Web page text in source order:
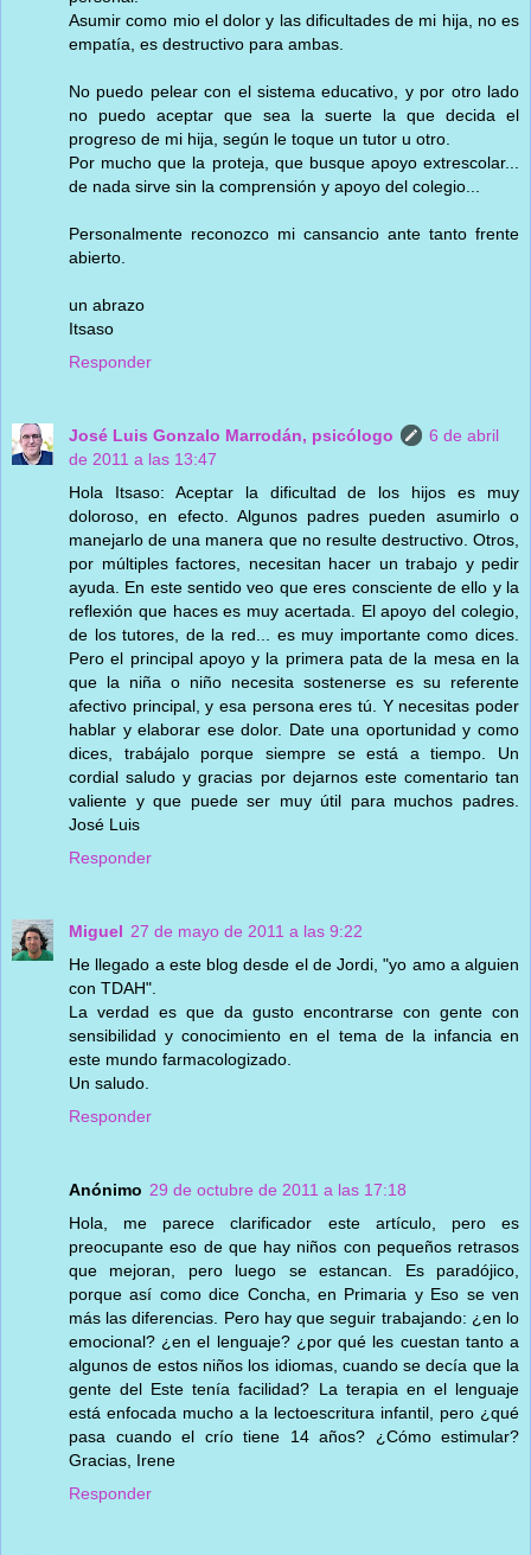
Asumir como mio el dolor y las dificultades de mi hija, no es
empatía, es destructivo para ambas.
No puedo pelear con el sistema educativo, y por otro lado
no puedo aceptar que sea la suerte la que decida el
progreso de mi hija, según le toque un tutor u otro.
Por mucho que la proteja, que busque apoyo extrescolar...
de nada sirve sin la comprensión y apoyo del colegio...
Personalmente reconozco mi cansancio ante tanto frente
abierto.
un abrazo
Itsaso
Responder
José Luis Gonzalo Marrodán, psicólogo
6 de abril
de 2011 a las 13:47
Hola Itsaso: Aceptar la dificultad de los hijos es muy
doloroso, en efecto. Algunos padres pueden asumirlo o
manejarlo de una manera que no resulte destructivo. Otros,
por múltiples factores, necesitan hacer un trabajo y pedir
ayuda. En este sentido veo que eres consciente de ello y la
reflexión que haces es muy acertada. El apoyo del colegio,
de los tutores, de la red... es muy importante como dices.
Pero el principal apoyo y la primera pata de la mesa en la
que la niña o niño necesita sostenerse es su referente
afectivo principal, y esa persona eres tú. Y necesitas poder
hablar y elaborar ese dolor. Date una oportunidad y como
dices, trabájalo porque siempre se está a tiempo. Un
cordial saludo y gracias por dejarnos este comentario tan
valiente y que puede ser muy útil para muchos padres.
José Luis
Responder
Miguel 27 de mayo de 2011 a las 9:22
He llegado a este blog desde el de Jordi, "yo amo a alguien
con TDAH".
La verdad es que da gusto encontrarse con gente con
sensibilidad y conocimiento en el tema de la infancia en
este mundo farmacologizado.
Un saludo.
Responder
Anónimo 29 de octubre de 2011 a las 17:18
Hola, me parece clarificador este artículo, pero es
preocupante eso de que hay niños con pequeños retrasos
que mejoran, pero luego se estancan. Es paradójico,
porque así como dice Concha, en Primaria y Eso se ven
más las diferencias. Pero hay que seguir trabajando: ¿en lo
emocional? ¿en el lenguaje? ¿por qué les cuestan tanto a
algunos de estos niños los idiomas, cuando se decía que la
gente del Este tenía facilidad? La terapia en el lenguaje
está enfocada mucho a la lectoescritura infantil, pero ¿qué
pasa cuando el crío tiene 14 años? ¿Cómo estimular?
Gracias, Irene
Responder